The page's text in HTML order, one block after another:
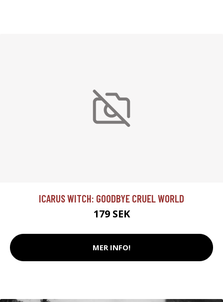
ICARUS WITCH: GOODBYE CRUEL WORLD
179 SEK
MER INFO!